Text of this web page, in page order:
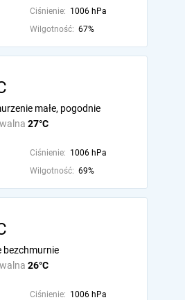
Ciśnienie: 1006 hPa
Wilgotność: 67%
27°C
małe, pogodnie
Ciśnienie: 1006 hPa
Wilgotność: 69%
26°C
bezchmurnie
Ciśnienie: 1006 hPa